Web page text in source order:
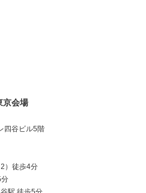
京会場
四谷ビル5階
）徒歩4分